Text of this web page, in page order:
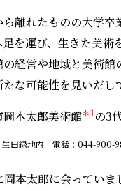
離れたものの大学
を運び、生きた美
経営や地域と美術
な可能性を見いだし
本太郎美術館＊1 の3
生田緑地内 電話：044-900-
本太郎に会っていま